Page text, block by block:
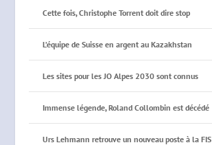
Cette fois, Christophe Torrent doit dire stop
L’équipe de Suisse en argent au Kazakhstan
Les sites pour les JO Alpes 2030 sont connus
Immense légende, Roland Collombin est décédé
Urs Lehmann retrouve un nouveau poste à la FIS